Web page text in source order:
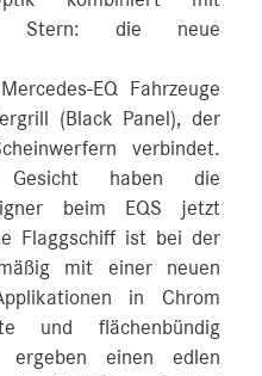
Stern: die neue
Fahrzeuge
(Black Panel), der
verbindet.
Gesicht haben die
beim EQS jetzt
Flaggschiff ist bei der
mit einer neuen
in Chrom
und flächenbündig
ergeben einen edlen